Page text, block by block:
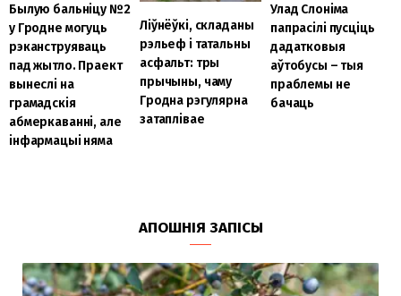
Былую бальніцу №2
у Гродне могуць
рэканструяваць
пад жытло. Праект
вынеслі на
грамадскія
абмеркаванні, але
інфармацыі няма
Ліўнёўкі, складаны
рэльеф і татальны
асфальт: тры
прычыны, чаму
Гродна рэгулярна
затаплівае
Улад Слоніма
папрасілі пусціць
дадатковыя
аўтобусы – тыя
праблемы не
бачаць
АПОШНІЯ ЗАПІСЫ